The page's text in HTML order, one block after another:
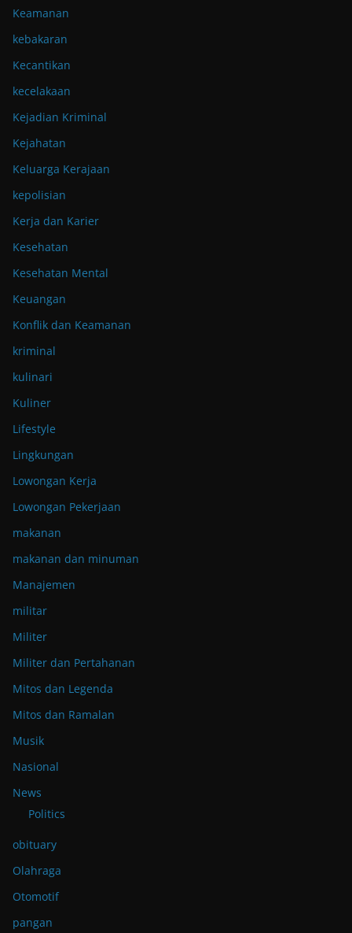
Keamanan
kebakaran
Kecantikan
kecelakaan
Kejadian Kriminal
Kejahatan
Keluarga Kerajaan
kepolisian
Kerja dan Karier
Kesehatan
Kesehatan Mental
Keuangan
Konflik dan Keamanan
kriminal
kulinari
Kuliner
Lifestyle
Lingkungan
Lowongan Kerja
Lowongan Pekerjaan
makanan
makanan dan minuman
Manajemen
militar
Militer
Militer dan Pertahanan
Mitos dan Legenda
Mitos dan Ramalan
Musik
Nasional
News
Politics
obituary
Olahraga
Otomotif
pangan